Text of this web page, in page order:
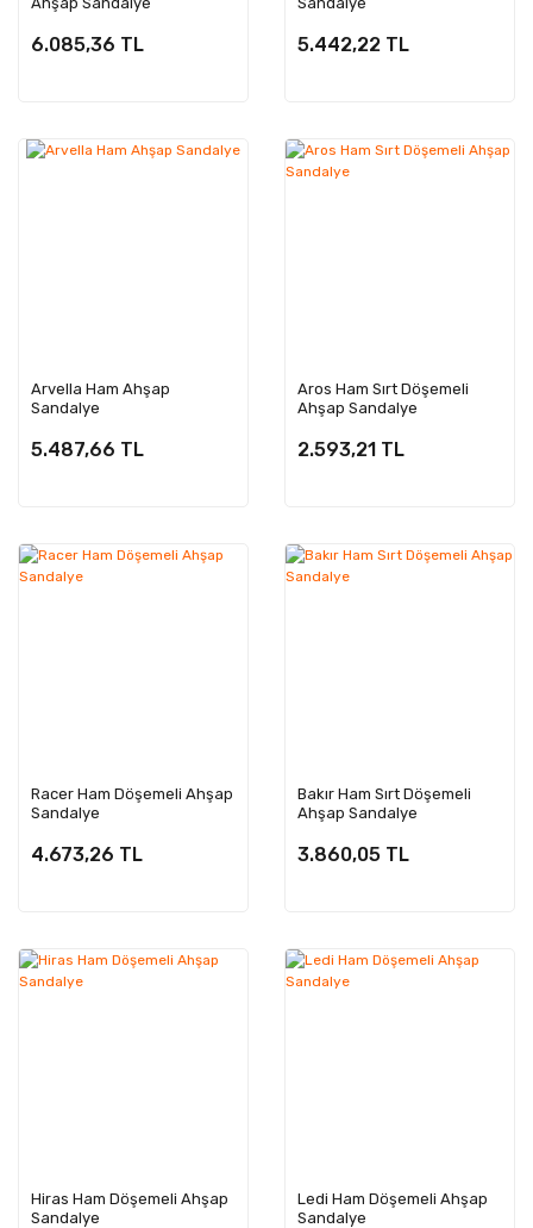
6.085,36 TL 5.442,22 TL
Arvella Ham Ahşap
Sandalye
5.487,66 TL
Aros Ham Sırt Döşemeli
Ahşap Sandalye
2.593,21 TL
Racer Ham Döşemeli Ahşap
Sandalye
4.673,26 TL
Bakır Ham Sırt Döşemeli
Ahşap Sandalye
3.860,05 TL
Hiras Ham Döşemeli Ahşap
Sandalye
Ledi Ham Döşemeli Ahşap
Sandalye